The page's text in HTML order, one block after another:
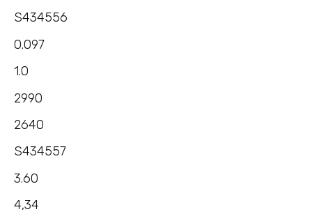
S434556
0.097
1.0
2990
2640
S434557
3.60
4,34